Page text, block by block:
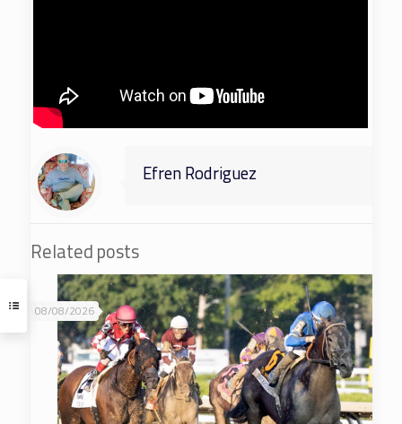
Efren Rodriguez
Related posts
08/08/2026